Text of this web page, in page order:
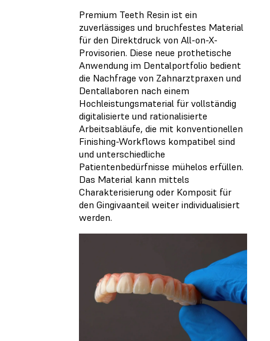
Premium Teeth Resin ist ein
zuverlässiges und bruchfestes Material
für den Direktdruck von All-on-X-
Provisorien. Diese neue prothetische
Anwendung im Dentalportfolio bedient
die Nachfrage von Zahnarztpraxen und
Dentallaboren nach einem
Hochleistungsmaterial für vollständig
digitalisierte und rationalisierte
Arbeitsabläufe, die mit konventionellen
Finishing-Workflows kompatibel sind
und unterschiedliche
Patientenbedürfnisse mühelos erfüllen.
Das Material kann mittels
Charakterisierung oder Komposit für
den Gingivaanteil weiter individualisiert
werden.